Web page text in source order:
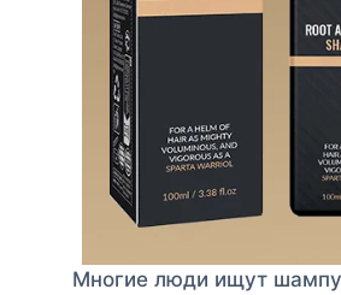
Многие люди ищут